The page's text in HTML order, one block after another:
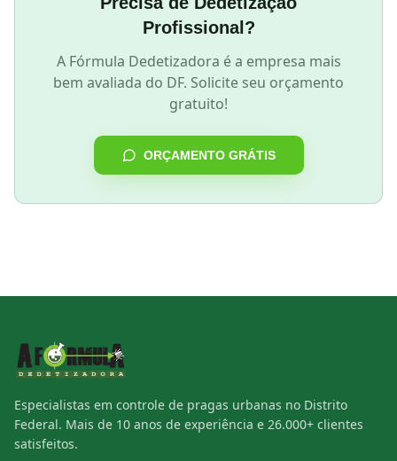
Profissional?
A Fórmula Dedetizadora é a empresa mais
bem avaliada do DF. Solicite seu orçamento
gratuito!
ORÇAMENTO GRÁTIS
Especialistas em controle de pragas urbanas no Distrito
Federal. Mais de 10 anos de experiência e 26.000+ clientes
satisfeitos.